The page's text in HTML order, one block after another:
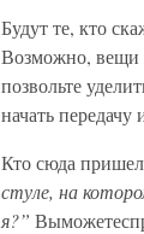
Будут те, кто
Возможно, вещи
позвольте
начать
Кто сюда
стуле, на
я?”